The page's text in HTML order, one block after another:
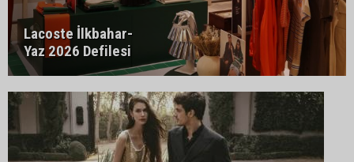
Lacoste İlkbahar-
Yaz 2026 Defilesi